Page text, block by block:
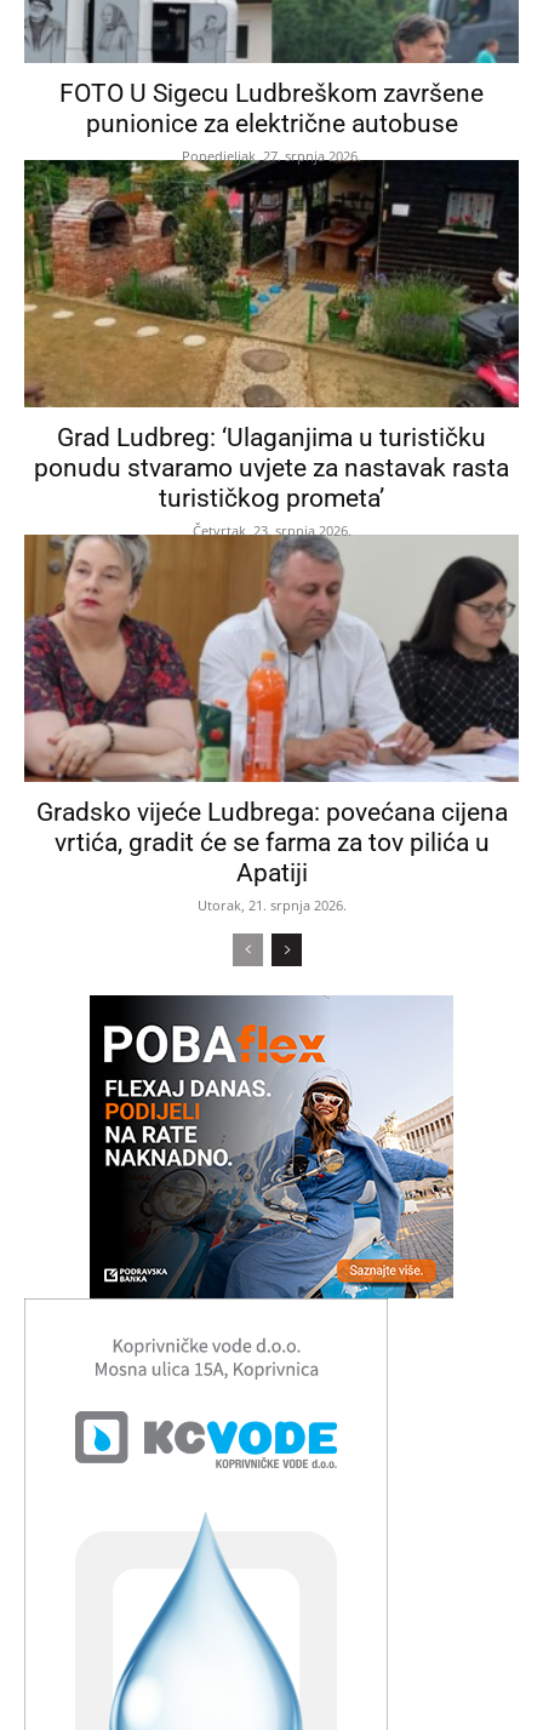
FOTO U Sigecu Ludbreškom završene
punionice za električne autobuse
Ponedjeljak, 27. srpnja 2026.
Grad Ludbreg: ‘Ulaganjima u turističku
ponudu stvaramo uvjete za nastavak rasta
turističkog prometa’
Četvrtak, 23. srpnja 2026.
Gradsko vijeće Ludbrega: povećana cijena
vrtića, gradit će se farma za tov pilića u
Apatiji
Utorak, 21. srpnja 2026.